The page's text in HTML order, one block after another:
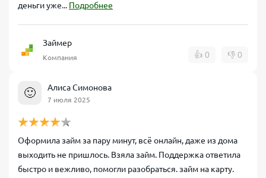
деньги уже... Подробнее
Займер
Компания 👍 0 👎 0
🙂 Алиса Симонова
7 июля 2025
Оформила займ за пару минут, всё онлайн, даже из дома
выходить не пришлось. Взяла займ. Поддержка ответила
быстро и вежливо, помогли разобраться. займ на карту.